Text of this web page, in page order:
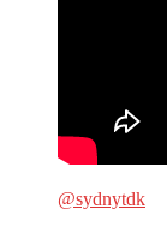
@sydnytdk